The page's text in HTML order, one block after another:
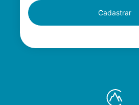
Cadastrar